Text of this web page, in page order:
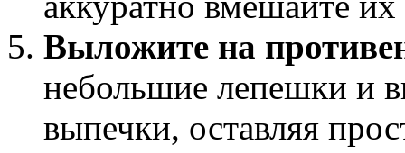
Выложите на
небольшие лепешки и
выпечки, оставляя